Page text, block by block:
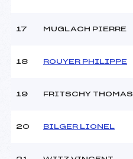
17 MUGLACH PIERRE
18 ROUYER PHILIPPE
19 FRITSCHY THOMAS
20 BILGER LIONEL